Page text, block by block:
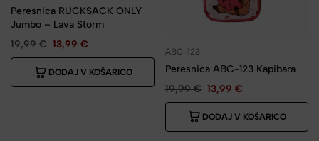
Peresnica RUCKSACK ONLY
Jumbo – Lava Storm
19,99€ 13,99 €
DODAJ V KOŠARICO
ABC-123
Peresnica ABC-123 Kapibara
19,99€ 13,99 €
DODAJ V KOŠARICO